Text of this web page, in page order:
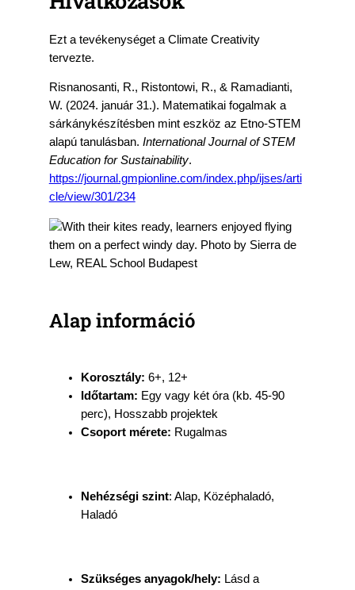
Ezt a tevékenységet a Climate Creativity
tervezte.
Risnanosanti, R., Ristontowi, R., & Ramadianti,
W. (2024. január 31.). Matematikai fogalmak a
sárkánykészítésben mint eszköz az Etno-STEM
alapú tanulásban. International Journal of STEM
Education for Sustainability.
https://journal.gmpionline.com/index.php/ijses/arti
cle/view/301/234
Alap információ
Korosztály: 6+, 12+
Időtartam: Egy vagy két óra (kb. 45-90
perc), Hosszabb projektek
Csoport mérete: Rugalmas
Nehézségi szint: Alap, Középhaladó,
Haladó
Szükséges anyagok/hely: Lásd a